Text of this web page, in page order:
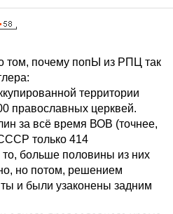
том, почему попЫ из РПЦ так
территории
православных церквей.
за всё время ВОВ (точнее,
только 414
больше половины из них
но потом, решением
и были узаконены задним